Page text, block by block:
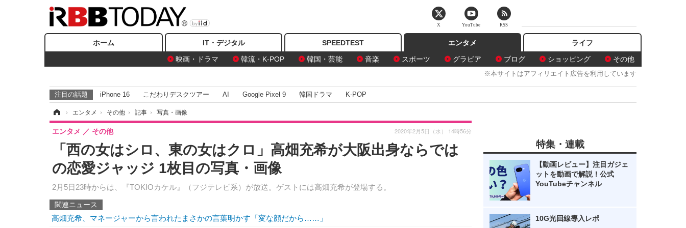
ホーム IT・デジタル SPEEDTEST
エンタメ
映画・ドラマ
韓流・K-POP 韓国・芸能 音楽 スポーツ グラビア ブログ ショッピング その他
ライフ
※本サイトはアフィリエイト広告を利用しています
注目の話題 iPhone 16 こだわりデスクツアー AI Google Pixel 9 韓国ドラマ K-POP
› エンタメ › その他 › 記事 › 写真・画像
「西の女はシロ、東の女はクロ」高畑充希が大阪出身ならでは
の恋愛ジャッジ 1枚目の写真・画像
2月5日23時からは、『TOKIOカケル』（フジテレビ系）が放送。ゲストには高畑充希が登場する。
エンタメ その他 2020年2月5日（水） 14時56分
関連ニュース
高畑充希、マネージャーから言われたまさかの言葉明かす「変な顔だから……」
特集・連載
【動画レビュー】注目ガジェ
ットを動画で解説！公式
YouTubeチャンネル
10G光回線導入レポ
X YouTube RSS